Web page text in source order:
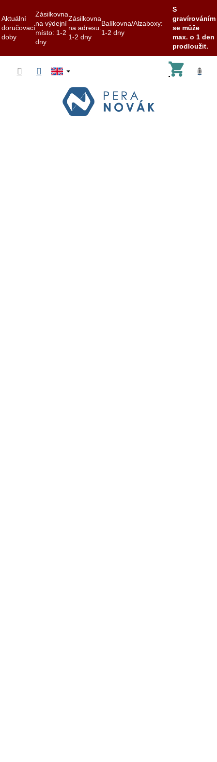
Aktuální
doručovací
doby
Zásilkovna
na výdejní
místo: 1-2
dny
Zásilkovna
na adresu:
1-2 dny
Balíkovna/Alzaboxy:
1-2 dny
S
gravírováním
se může
max. o 1 den
prodloužit.